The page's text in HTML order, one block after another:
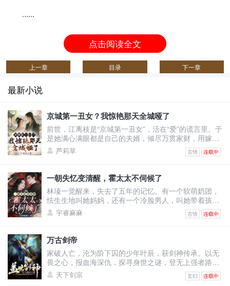
......
点击阅读全文
上一章 目录 下一章
最新小说
京城第一丑女？我惊艳那天全城哑了
前世，江离枝是“京城第一丑女”，活在“爱”的谎言里。于
是她满心满眼都是自己的夫婿，倾尽万贯家财，用嫁妆
填补将军府。可换来的却是——他与绿茶表妹沆瀣一
气，甚至让她怀上侍卫的野种，最终被渣男一剑穿胸，
决心要让这群人血债血偿！渣男想吃绝户，与表妹双宿
双飞？她直接退婚撤资，让将军府只剩一具空壳！白莲
花想装柔弱博同情？她反手几巴掌，当众撕烂表妹虚伪
的脸皮！全城
芦莉草 言情 连载中
一朝失忆变清醒，霍太太不伺候了
林瑧一觉醒来，失去了五年的记忆。有一个软萌奶团，
怯生生地叫她妈妈，还有一个冷脸男人，叫她带着孩子
去给继妹输血。原来她和自己继妹的未婚夫领了证，他
以婚姻为筹码让她签了厚厚的不平等条约！林瑧直接掀
分一半，至于你，喂狗！”她不知道婚后的自己怎么成为
舔狗的，还被人当成草包嘲笑。五年里她拼命讨好老
公，甚至讨好老公白月光弟媳温栩，挣钱给她只求她离
开自己老公。她
宇睿麻麻 言情 连载中
万古剑帝
家破人亡，沦为阶下囚的少年叶辰，获剑神传承。以无
畏之心，报血海深仇，探寻身世之谜，登无上强者路！
修剑道，凝天印，灵武合一，无敌诸天！恢宏大世谁主
沉浮？我有一剑可断万古！
天下剑宗 玄幻 连载中